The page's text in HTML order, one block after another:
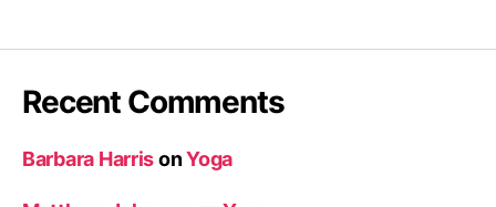
Recent Comments
Barbara HarrisonYoga